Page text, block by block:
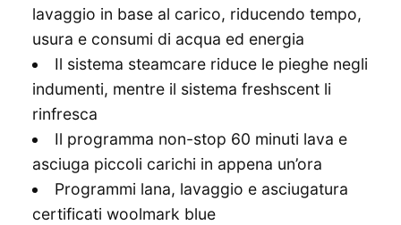
lavaggio in base al carico, riducendo tempo,
usura e consumi di acqua ed energia
Il sistema steamcare riduce le pieghe negli
indumenti, mentre il sistema freshscent li
rinfresca
Il programma non-stop 60 minuti lava e
asciuga piccoli carichi in appena un’ora
Programmi lana, lavaggio e asciugatura
certificati woolmark blue